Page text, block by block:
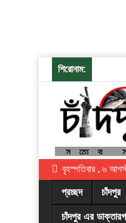
শিরোনাম:
বৃহস্পতিবার , ৬
প্রচ্ছদ চাঁদপুর
চাঁদপুর এর